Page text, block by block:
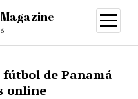
abrir
menú
fútbol de Panamá
online